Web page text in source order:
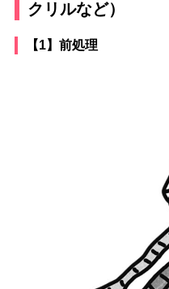
クリルなど）
【1】前処理